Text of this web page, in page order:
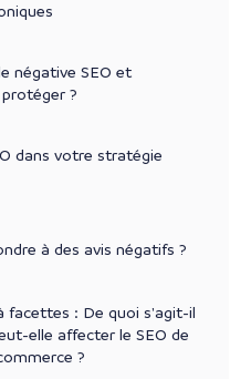
négative SEO et
?
dans votre stratégie
à des avis négatifs ?
facettes : De quoi s'agit-il
elle affecter le SEO de
?